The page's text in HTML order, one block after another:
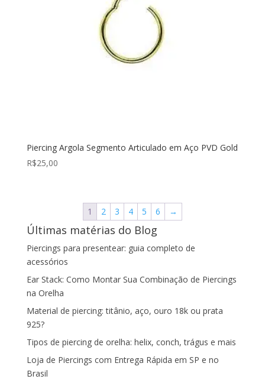
Piercing Argola Segmento Articulado em Aço PVD Gold
R$25,00
1 2 3 4 5 6 →
Últimas matérias do Blog
Piercings para presentear: guia completo de
acessórios
Ear Stack: Como Montar Sua Combinação de Piercings
na Orelha
Material de piercing: titânio, aço, ouro 18k ou prata
925?
Tipos de piercing de orelha: helix, conch, trágus e mais
Loja de Piercings com Entrega Rápida em SP e no
Brasil